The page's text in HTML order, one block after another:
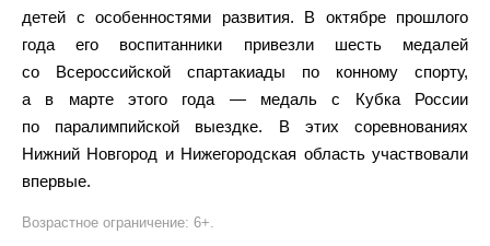
детей с особенностями развития. В октябре прошлого
года его воспитанники привезли шесть медалей
со Всероссийской спартакиады по конному спорту,
а в марте этого года — медаль с Кубка России
по паралимпийской выездке. В этих соревнованиях
Нижний Новгород и Нижегородская область участвовали
впервые.
Возрастное ограничение: 6+.